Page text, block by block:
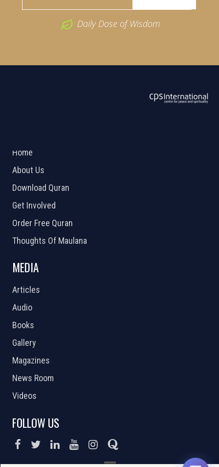
Daily Dose of Wisdom
Home
About Us
Download Quran
Get Involved
Order Free Quran
Thoughts Of Maulana
MEDIA
Articles
Audio
Books
Gallery
Magazines
News Room
Videos
FOLLOW US